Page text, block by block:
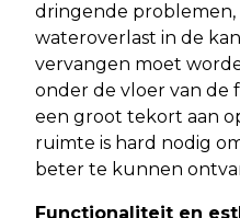
dringende problemen,
wateroverlast in de
vervangen moet
onder de vloer van de
een groot tekort aan
ruimte is hard nodig
beter te kunnen
Functionaliteit en